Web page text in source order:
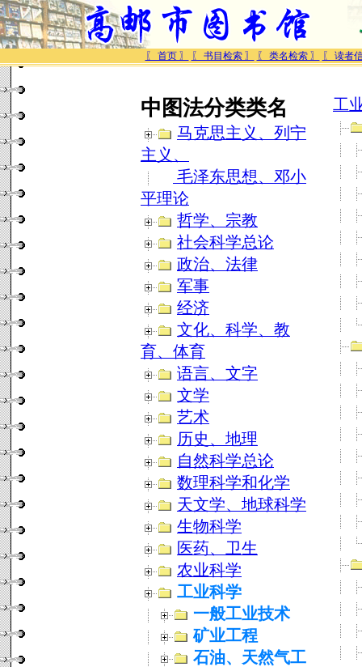
〖 首页 〗 〖 书目检索 〗 〖 类名检索 〗 〖 读者
中图法分类类名
马克思主义、列宁
主义、
毛泽东思想、邓小
平理论
哲学、宗教
社会科学总论
政治、法律
军事
经济
文化、科学、教
育、体育
语言、文字
文学
艺术
历史、地理
自然科学总论
数理科学和化学
天文学、地球科学
生物科学
医药、卫生
农业科学
工业科学
一般工业技术
矿业工程
石油、天然气工
工